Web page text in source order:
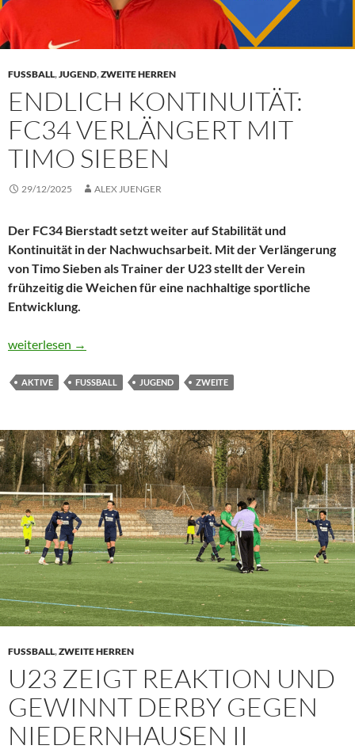
FUSSBALL,JUGEND,ZWEITE HERREN
ENDLICH KONTINUITÄT:
FC34 VERLÄNGERT MIT
TIMO SIEBEN
29/12/2025 ALEX JUENGER
Der FC34 Bierstadt setzt weiter auf Stabilität und
Kontinuität in der Nachwuchsarbeit. Mit der Verlängerung
von Timo Sieben als Trainer der U23 stellt der Verein
frühzeitig die Weichen für eine nachhaltige sportliche
Entwicklung.
Endlich Kontinuität: FC34 verlängert mit Timo Sieben
weiterlesen →
AKTIVE FUSSBALL JUGEND ZWEITE
FUSSBALL,ZWEITE HERREN
U23 ZEIGT REAKTION UND
GEWINNT DERBY GEGEN
NIEDERNHAUSEN II